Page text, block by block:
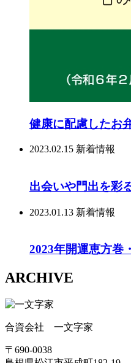
健康に配慮したお
2023.02.15 新着情報
出会いや門出を彩
2023.01.13 新着情報
2023年開運恵方巻
ARCHIVE
合資会社 一文字家
〒690-0038